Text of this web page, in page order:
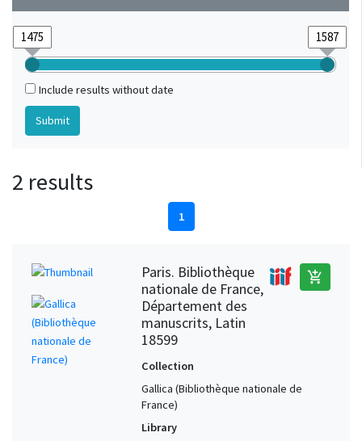
Include results without date
2 results
1
Paris. Bibliothèque
nationale de France,
Département des
manuscrits, Latin
18599
add_shopping_cart
Collection
Gallica (Bibliothèque nationale de
France)
Library